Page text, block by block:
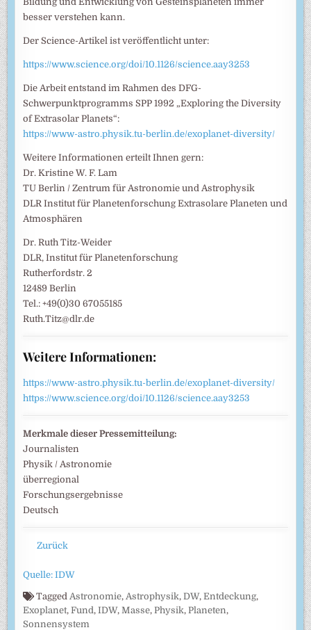
besser verstehen kann.
Der Science-Artikel ist veröffentlicht unter:
https://www.science.org/doi/10.1126/science.aay3253
Die Arbeit entstand im Rahmen des DFG-
Schwerpunktprogramms SPP 1992 „Exploring the Diversity
of Extrasolar Planets“:
https://www-astro.physik.tu-berlin.de/exoplanet-diversity/
Weitere Informationen erteilt Ihnen gern:
Dr. Kristine W. F. Lam
TU Berlin / Zentrum für Astronomie und Astrophysik
DLR Institut für Planetenforschung Extrasolare Planeten und
Atmosphären
Dr. Ruth Titz-Weider
DLR, Institut für Planetenforschung
Rutherfordstr. 2
12489 Berlin
Tel.: +49(0)30 67055185
Ruth.Titz@dlr.de
Weitere Informationen:
https://www-astro.physik.tu-berlin.de/exoplanet-diversity/
https://www.science.org/doi/10.1126/science.aay3253
Merkmale dieser Pressemitteilung:
Journalisten
Physik / Astronomie
überregional
Forschungsergebnisse
Deutsch
Zurück
Quelle: IDW
Tagged Astronomie, Astrophysik, DW,Entdeckung,
Exoplanet,Fund,IDW, Masse, Physik, Planeten,
Sonnensystem